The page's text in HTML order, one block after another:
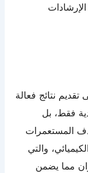
نتائج فعالة
فقط، بل
المستعمرات
والتي
مما يضمن